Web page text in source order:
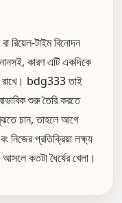
রিয়েল-টাইম বিনোদন
কারণ এটি একদিকে
রাখে। bdg333 তাই
শুরু তৈরি করতে
চান, তাহলে আগে
নিজের প্রতিক্রিয়া লক্ষ্য
কতটা ধৈর্যের খেলা।